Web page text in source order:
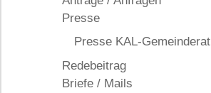
KAL
Presse
Presse KAL-Gemeinderat
Redebeitrag
Briefe / Mails